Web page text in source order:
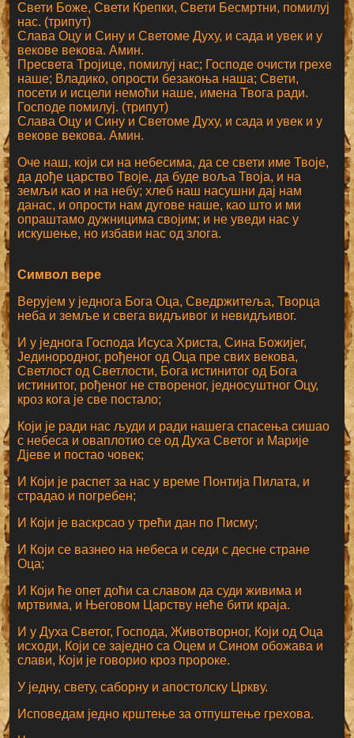
Свети Боже, Свети Крепки, Свети Бесмртни, помилуј
нас. (трипут)
Слава Оцу и Сину и Светоме Духу, и сада и увек и у
векове векова. Амин.
Пресвета Тројице, помилуј нас; Господе очисти грехе
наше; Владико, опрости безакоња наша; Свети,
посети и исцели немоћи наше, имена Твога ради.
Господе помилуј. (трипут)
Слава Оцу и Сину и Светоме Духу, и сада и увек и у
векове векова. Амин.
Оче наш, који си на небесима, да се свети име Твоје,
да дође царство Твоје, да буде воља Твоја, и на
земљи као и на небу; хлеб наш насушни дај нам
данас, и опрости нам дугове наше, као што и ми
опраштамо дужницима својим; и не уведи нас у
искушење, но избави нас од злога.
Символ вере
Верујем у једнога Бога Оца, Сведржитеља, Творца
неба и земље и свега видљивог и невидљивог.
И у једнога Господа Исуса Христа, Сина Божијег,
Јединородног, рођеног од Оца пре свих векова,
Светлост од Светлости, Бога истинитог од Бога
истинитог, рођеног не створеног, једносуштног Оцу,
кроз кога је све постало;
Који је ради нас људи и ради нашега спасења сишао
с небеса и оваплотио се од Духа Светог и Марије
Дјеве и постао човек;
И Који је распет за нас у време Понтија Пилата, и
страдао и погребен;
И Који је васкрсао у трећи дан по Писму;
И Који се вазнео на небеса и седи с десне стране
Оца;
И Који ће опет доћи са славом да суди живима и
мртвима, и Његовом Царству неће бити краја.
И у Духа Светог, Господа, Животворног, Који од Оца
исходи, Који се заједно са Оцем и Сином обожава и
слави, Који је говорио кроз пророке.
У једну, свету, саборну и апостолску Цркву.
Исповедам једно крштење за отпуштење грехова.